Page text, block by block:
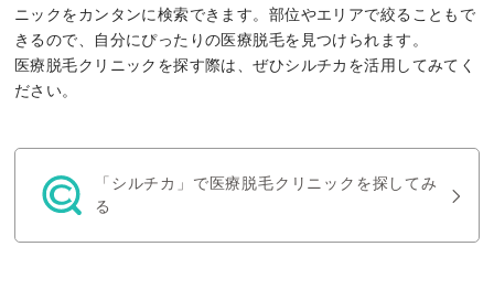
ニックをカンタンに検索できます。部位やエリアで絞ることもで
きるので、自分にぴったりの医療脱毛を見つけられます。
医療脱毛クリニックを探す際は、ぜひシルチカを活用してみてく
ださい。
「シルチカ」で医療脱毛クリニックを探してみ
る